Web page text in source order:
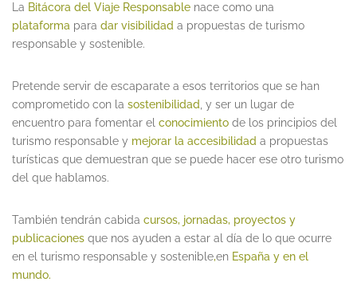
La Bitácora del Viaje Responsable nace como una
plataforma para dar visibilidad a propuestas de turismo
responsable y sostenible.
Pretende servir de escaparate a esos territorios que se han
comprometido con la sostenibilidad , y ser un lugar de
encuentro para fomentar el conocimiento de los principios del
turismo responsable y mejorar la accesibilidad a propuestas
turísticas que demuestran que se puede hacer ese otro turismo
del que hablamos.
También tendrán cabida cursos, jornadas, proyectos y
publicaciones que nos ayuden a estar al día de lo que ocurre
en el turismo responsable y sostenible,en España y en el
mundo.